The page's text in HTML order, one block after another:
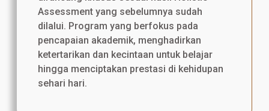
Assessment yang sebelumnya sudah
dilalui. Program yang berfokus pada
pencapaian akademik, menghadirkan
ketertarikan dan kecintaan untuk belajar
hingga menciptakan prestasi di kehidupan
sehari hari.